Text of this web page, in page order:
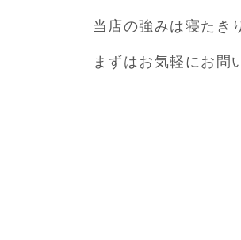
当店の強みは寝たき
まずはお気軽にお問